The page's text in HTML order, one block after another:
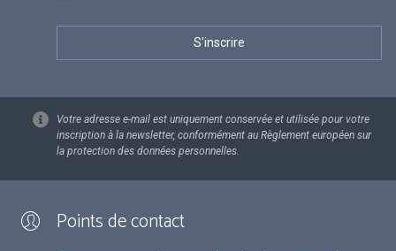
Votre adresse e-mail est uniquement conservée et utilisée pour votre
inscription à la newsletter, conformément au Règlement européen sur
la protection des données personnelles.
Points de contact